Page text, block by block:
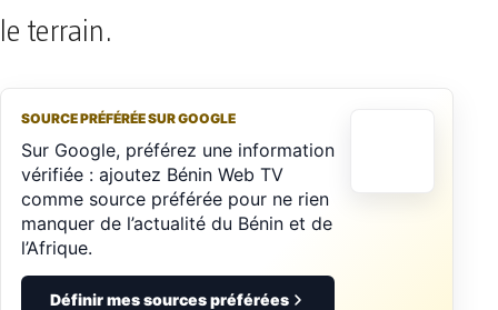
le terrain.
SOURCE PRÉFÉRÉE SUR GOOGLE
Sur Google, préférez une information
vérifiée : ajoutez Bénin Web TV
comme source préférée pour ne rien
manquer de l’actualité du Bénin et de
l’Afrique.
Définir mes sources préférées